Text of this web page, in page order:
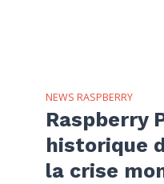
NEWS RASPBERRY
Raspberry
historique
la crise